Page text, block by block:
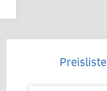
Preisliste